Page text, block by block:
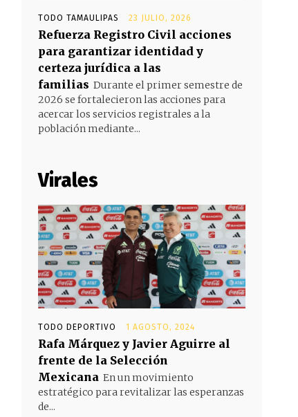
TODO TAMAULIPAS 23 JULIO, 2026
Refuerza Registro Civil acciones
para garantizar identidad y
certeza jurídica a las
familias Durante el primer semestre de
2026 se fortalecieron las acciones para
acercar los servicios registrales a la
población mediante...
Virales
TODO DEPORTIVO 1 AGOSTO, 2024
Rafa Márquez y Javier Aguirre al
frente de la Selección
Mexicana En un movimiento
estratégico para revitalizar las esperanzas
de...